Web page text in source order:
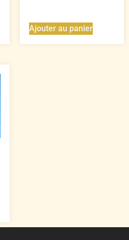
Ajouter au panier